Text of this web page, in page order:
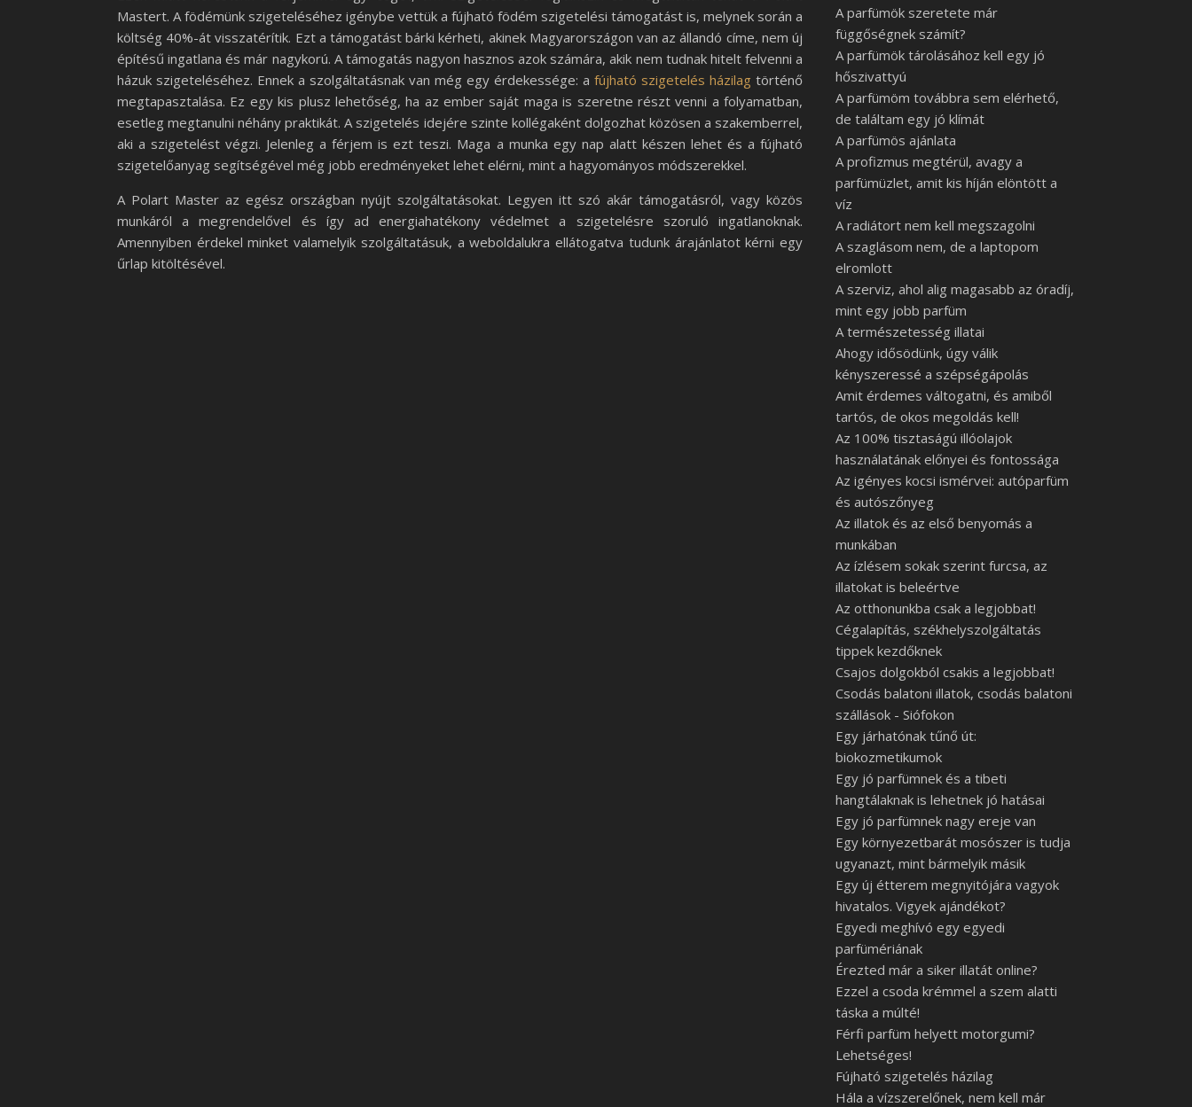
Mastert. A födémünk szigeteléséhez igénybe vettük a fújható födém szigetelési támogatást is, melynek során a
költség 40%-át visszatérítik. Ezt a támogatást bárki kérheti, akinek Magyarországon van az állandó címe, nem új
építésű ingatlana és már nagykorú. A támogatás nagyon hasznos azok számára, akik nem tudnak hitelt felvenni a
házuk szigeteléséhez. Ennek a szolgáltatásnak van még egy érdekessége: a fújható szigetelés házilag történő
megtapasztalása. Ez egy kis plusz lehetőség, ha az ember saját maga is szeretne részt venni a folyamatban,
esetleg megtanulni néhány praktikát. A szigetelés idejére szinte kollégaként dolgozhat közösen a szakemberrel,
aki a szigetelést végzi. Jelenleg a férjem is ezt teszi. Maga a munka egy nap alatt készen lehet és a fújható
szigetelőanyag segítségével még jobb eredményeket lehet elérni, mint a hagyományos módszerekkel.
A Polart Master az egész országban nyújt szolgáltatásokat. Legyen itt szó akár támogatásról, vagy közös
munkáról a megrendelővel és így ad energiahatékony védelmet a szigetelésre szoruló ingatlanoknak.
Amennyiben érdekel minket valamelyik szolgáltatásuk, a weboldalukra ellátogatva tudunk árajánlatot kérni egy
űrlap kitöltésével.
A parfümök szeretete már
függőségnek számít?
A parfümök tárolásához kell egy jó
hőszivattyú
A parfümöm továbbra sem elérhető,
de találtam egy jó klímát
A parfümös ajánlata
A profizmus megtérül, avagy a
parfümüzlet, amit kis híján elöntött a
víz
A radiátort nem kell megszagolni
A szaglásom nem, de a laptopom
elromlott
A szerviz, ahol alig magasabb az óradíj,
mint egy jobb parfüm
A természetesség illatai
Ahogy idősödünk, úgy válik
kényszeressé a szépségápolás
Amit érdemes váltogatni, és amiből
tartós, de okos megoldás kell!
Az 100% tisztaságú illóolajok
használatának előnyei és fontossága
Az igényes kocsi ismérvei: autóparfüm
és autószőnyeg
Az illatok és az első benyomás a
munkában
Az ízlésem sokak szerint furcsa, az
illatokat is beleértve
Az otthonunkba csak a legjobbat!
Cégalapítás, székhelyszolgáltatás
tippek kezdőknek
Csajos dolgokból csakis a legjobbat!
Csodás balatoni illatok, csodás balatoni
szállások - Siófokon
Egy járhatónak tűnő út:
biokozmetikumok
Egy jó parfümnek és a tibeti
hangtálaknak is lehetnek jó hatásai
Egy jó parfümnek nagy ereje van
Egy környezetbarát mosószer is tudja
ugyanazt, mint bármelyik másik
Egy új étterem megnyitójára vagyok
hivatalos. Vigyek ajándékot?
Egyedi meghívó egy egyedi
parfümériának
Érezted már a siker illatát online?
Ezzel a csoda krémmel a szem alatti
táska a múlté!
Férfi parfüm helyett motorgumi?
Lehetséges!
Fújható szigetelés házilag
Hála a vízszerelőnek, nem kell már